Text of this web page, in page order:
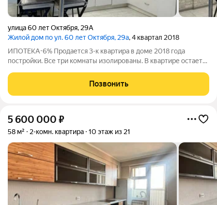
улица 60 лет Октября, 29А
Жилой дом по ул. 60 лет Октября, 29а, 4 квартал 2018
ИПОТЕКА-6% Продается 3-к квартира в доме 2018 года
постройки. Все три комнаты изолированы. В квартире остается
для нагрева воды, на случай отключения горячей воды в
летний сезон. Необычная
Позвонить
5 600 000 ₽
58 м² 2-комн. квартира 10 этаж из 21